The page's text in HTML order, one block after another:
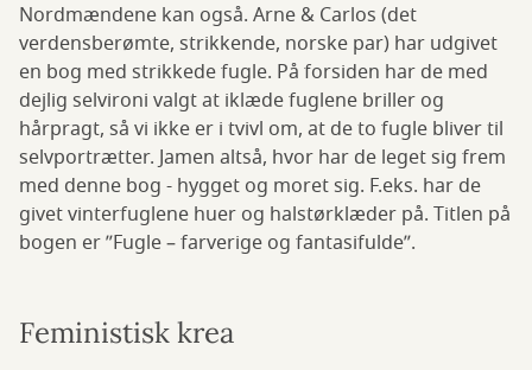
Nordmændene kan også. Arne & Carlos (det
verdensberømte, strikkende, norske par) har udgivet
en bog med strikkede fugle. På forsiden har de med
dejlig selvironi valgt at iklæde fuglene briller og
hårpragt, så vi ikke er i tvivl om, at de to fugle bliver til
selvportrætter. Jamen altså, hvor har de leget sig frem
med denne bog - hygget og moret sig. F.eks. har de
givet vinterfuglene huer og halstørklæder på. Titlen på
bogen er ”Fugle – farverige og fantasifulde”.
Feministisk krea